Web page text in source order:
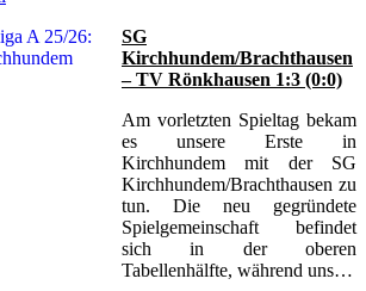
SG
Kirchhundem/Brachthausen
– TV Rönkhausen 1:3 (0:0)
Am vorletzten Spieltag bekam
es unsere Erste in
Kirchhundem mit der SG
Kirchhundem/Brachthausen zu
tun. Die neu gegründete
Spielgemeinschaft befindet
sich in der oberen
Tabellenhälfte, während uns…